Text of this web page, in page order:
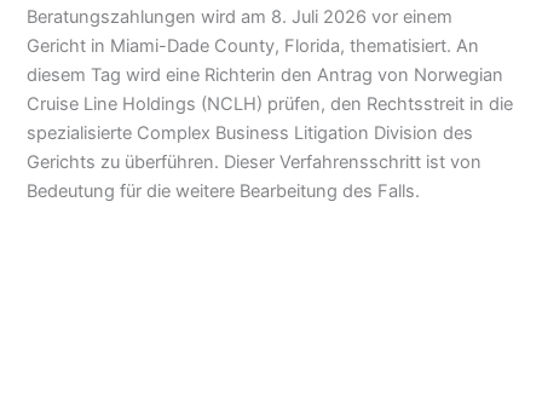
Beratungszahlungen wird am 8. Juli 2026 vor einem
Gericht in Miami-Dade County, Florida, thematisiert. An
diesem Tag wird eine Richterin den Antrag von Norwegian
Cruise Line Holdings (NCLH) prüfen, den Rechtsstreit in die
spezialisierte Complex Business Litigation Division des
Gerichts zu überführen. Dieser Verfahrensschritt ist von
Bedeutung für die weitere Bearbeitung des Falls.